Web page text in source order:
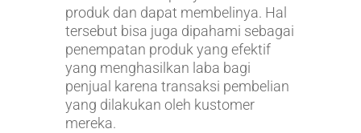
produk dan dapat membelinya. Hal
tersebut bisa juga dipahami sebagai
penempatan produk yang efektif
yang menghasilkan laba bagi
penjual karena transaksi pembelian
yang dilakukan oleh kustomer
mereka.